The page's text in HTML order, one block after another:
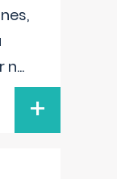
n...
+